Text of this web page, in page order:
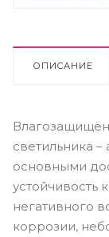
ОПИСАНИЕ
светильника
основными
устойчивость
негативного
коррозии,